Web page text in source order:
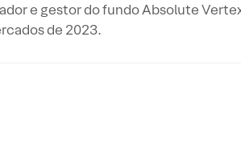
e gestor do fundo Absolute
de 2023.